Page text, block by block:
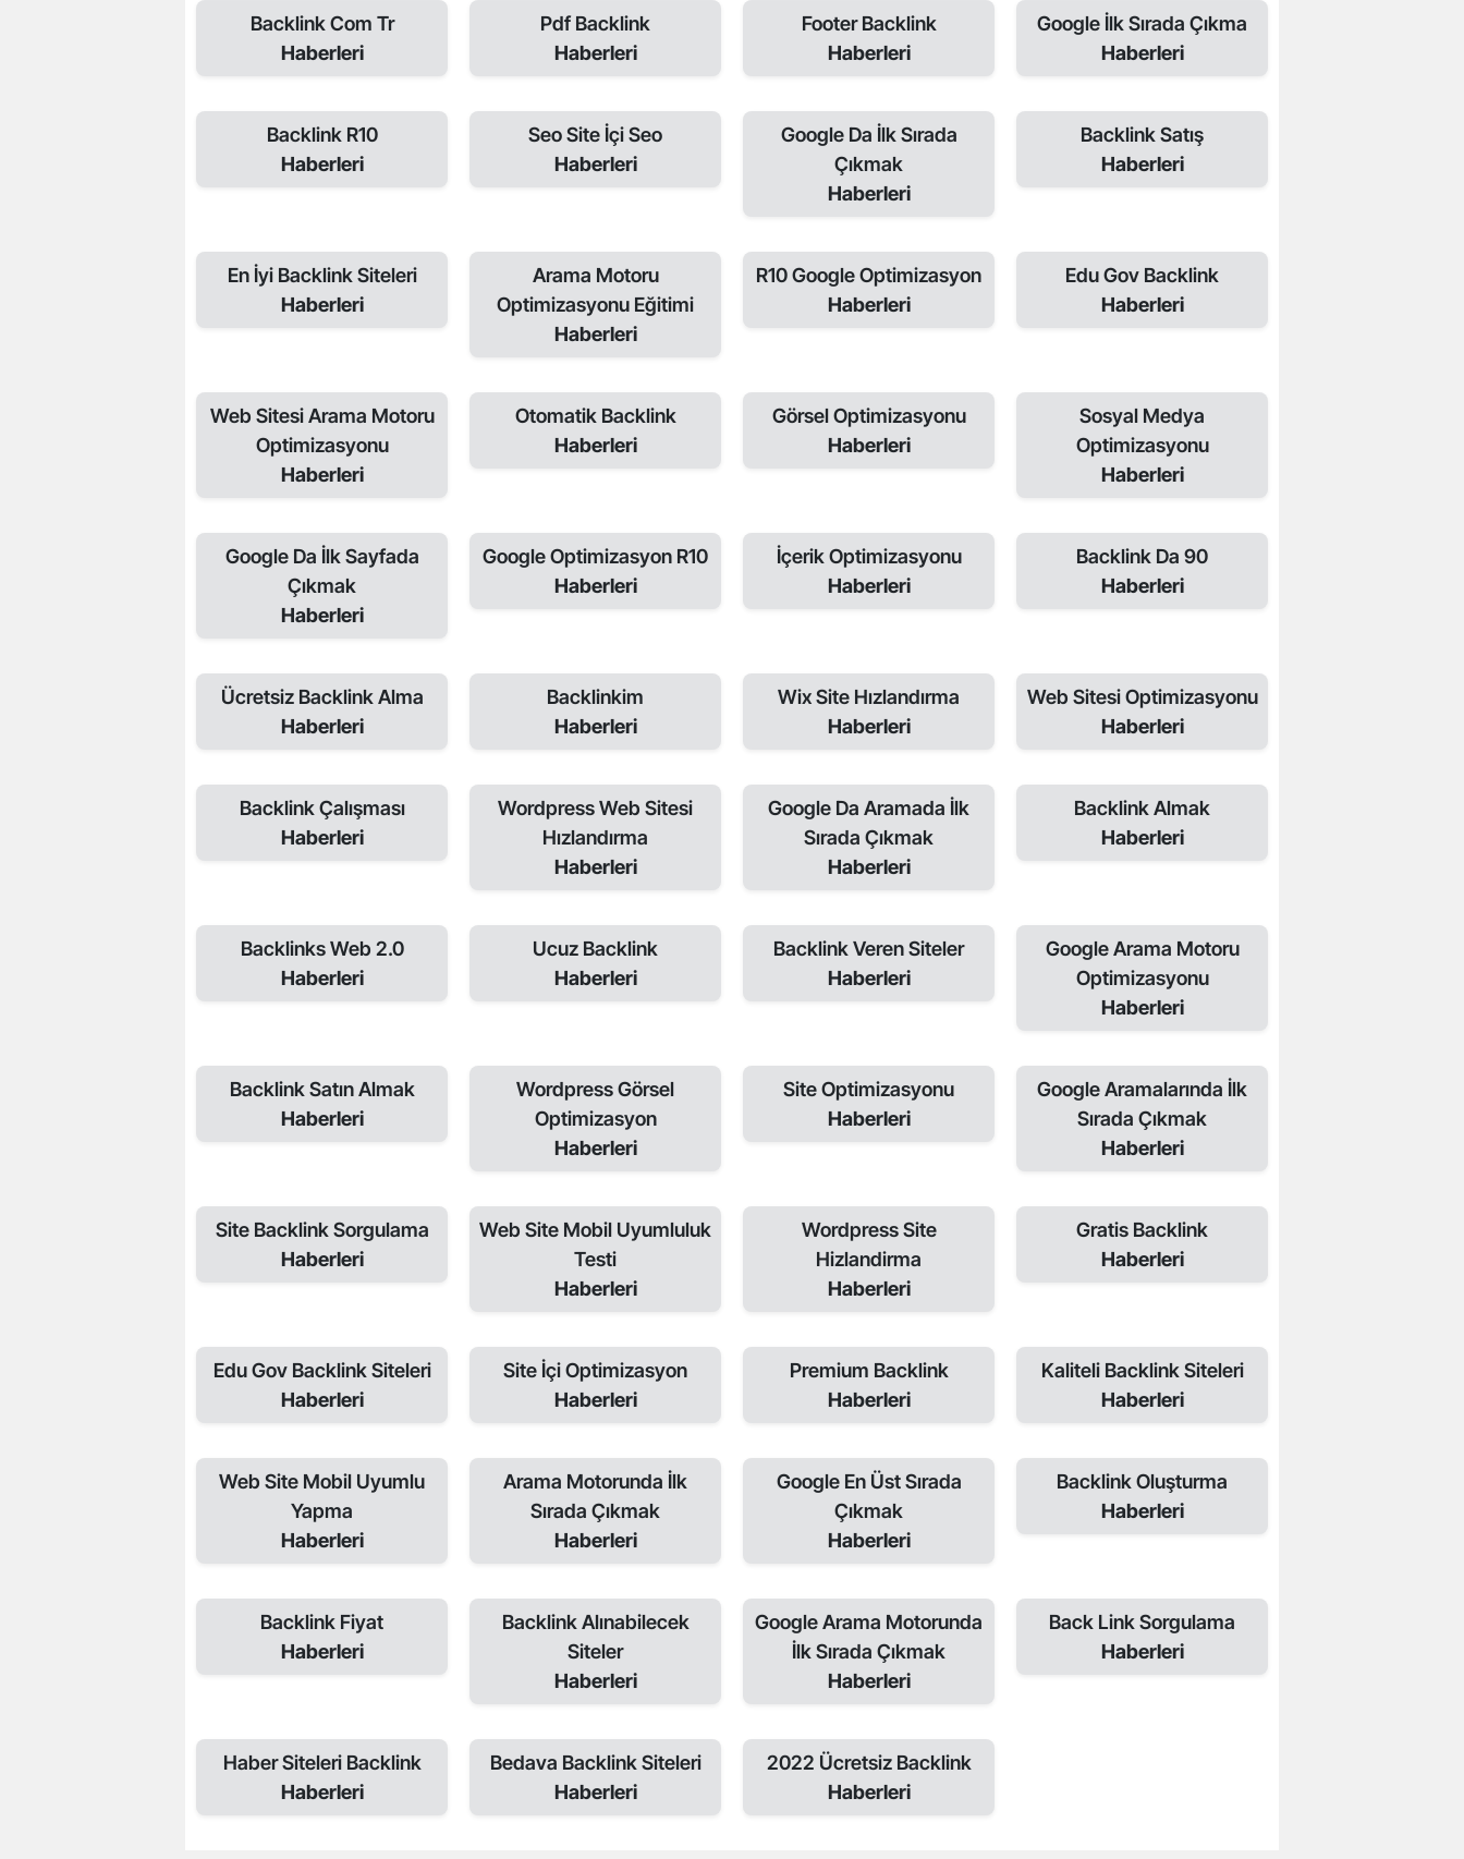
Backlink Com Tr
Haberleri
Pdf Backlink
Haberleri
Footer Backlink
Haberleri
Google İlk Sırada Çıkma
Haberleri
Backlink R10
Haberleri
Seo Site İçi Seo
Haberleri
Google Da İlk Sırada
Çıkmak
Haberleri
Backlink Satış
Haberleri
En İyi Backlink Siteleri
Haberleri
Arama Motoru
Optimizasyonu Eğitimi
Haberleri
R10 Google Optimizasyon
Haberleri
Edu Gov Backlink
Haberleri
Web Sitesi Arama Motoru
Optimizasyonu
Haberleri
Otomatik Backlink
Haberleri
Görsel Optimizasyonu
Haberleri
Sosyal Medya
Optimizasyonu
Haberleri
Google Da İlk Sayfada
Çıkmak
Haberleri
Google Optimizasyon R10
Haberleri
İçerik Optimizasyonu
Haberleri
Backlink Da 90
Haberleri
Ücretsiz Backlink Alma
Haberleri
Backlinkim
Haberleri
Wix Site Hızlandırma
Haberleri
Web Sitesi Optimizasyonu
Haberleri
Backlink Çalışması
Haberleri
Wordpress Web Sitesi
Hızlandırma
Haberleri
Google Da Aramada İlk
Sırada Çıkmak
Haberleri
Backlink Almak
Haberleri
Backlinks Web 2.0
Haberleri
Ucuz Backlink
Haberleri
Backlink Veren Siteler
Haberleri
Google Arama Motoru
Optimizasyonu
Haberleri
Backlink Satın Almak
Haberleri
Wordpress Görsel
Optimizasyon
Haberleri
Site Optimizasyonu
Haberleri
Google Aramalarında İlk
Sırada Çıkmak
Haberleri
Site Backlink Sorgulama
Haberleri
Web Site Mobil Uyumluluk
Testi
Haberleri
Wordpress Site
Hizlandirma
Haberleri
Gratis Backlink
Haberleri
Edu Gov Backlink Siteleri
Haberleri
Site İçi Optimizasyon
Haberleri
Premium Backlink
Haberleri
Kaliteli Backlink Siteleri
Haberleri
Web Site Mobil Uyumlu
Yapma
Haberleri
Arama Motorunda İlk
Sırada Çıkmak
Haberleri
Google En Üst Sırada
Çıkmak
Haberleri
Backlink Oluşturma
Haberleri
Backlink Fiyat
Haberleri
Backlink Alınabilecek
Siteler
Haberleri
Google Arama Motorunda
İlk Sırada Çıkmak
Haberleri
Back Link Sorgulama
Haberleri
Haber Siteleri Backlink
Haberleri
Bedava Backlink Siteleri
Haberleri
2022 Ücretsiz Backlink
Haberleri